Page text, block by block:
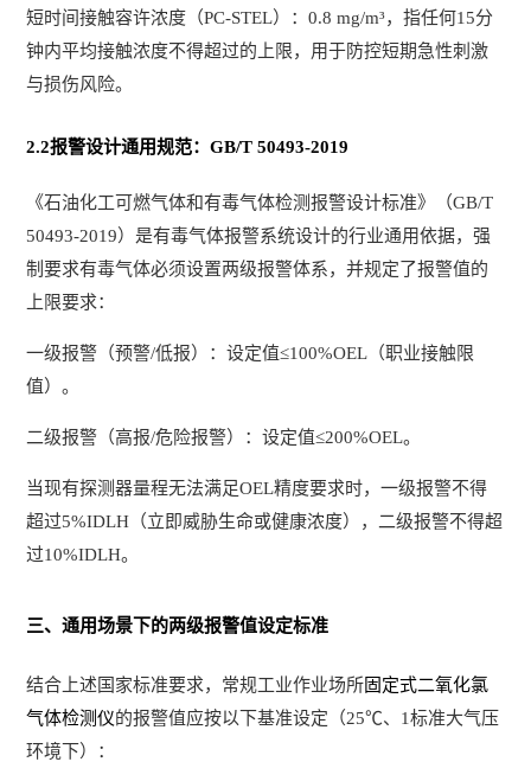
短时间接触容许浓度（PC-STEL）：0.8 mg/m³，指任何15分
钟内平均接触浓度不得超过的上限，用于防控短期急性刺激
与损伤风险。
2.2报警设计通用规范：GB/T 50493-2019
《石油化工可燃气体和有毒气体检测报警设计标准》（GB/T
50493-2019）是有毒气体报警系统设计的行业通用依据，强
制要求有毒气体必须设置两级报警体系，并规定了报警值的
上限要求：
一级报警（预警/低报）：设定值≤100%OEL（职业接触限
值）。
二级报警（高报/危险报警）：设定值≤200%OEL。
当现有探测器量程无法满足OEL精度要求时，一级报警不得
超过5%IDLH（立即威胁生命或健康浓度），二级报警不得超
过10%IDLH。
三、通用场景下的两级报警值设定标准
结合上述国家标准要求，常规工业作业场所固定式二氧化氯
气体检测仪的报警值应按以下基准设定（25℃、1标准大气压
环境下）：